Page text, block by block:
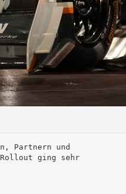
Partnern und
Rollout ging sehr